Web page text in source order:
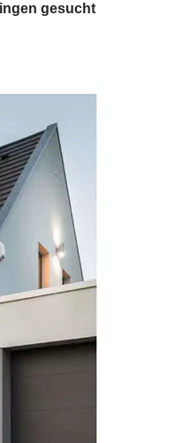
gesucht